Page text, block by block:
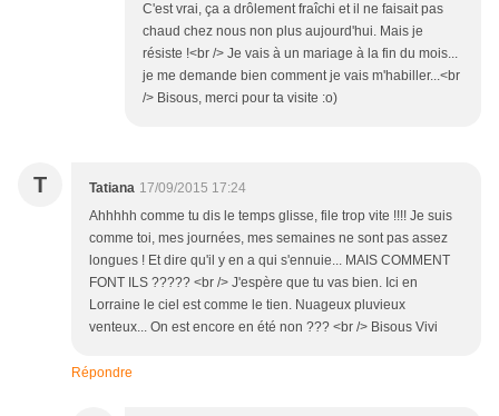
C'est vrai, ça a drôlement fraîchi et il ne faisait pas
chaud chez nous non plus aujourd'hui. Mais je
résiste !<br /> Je vais à un mariage à la fin du mois...
je me demande bien comment je vais m'habiller...<br
/> Bisous, merci pour ta visite :o)
T Tatiana 17/09/2015 17:24
Ahhhhh comme tu dis le temps glisse, file trop vite !!!! Je suis
comme toi, mes journées, mes semaines ne sont pas assez
longues ! Et dire qu'il y en a qui s'ennuie... MAIS COMMENT
FONT ILS ????? <br /> J'espère que tu vas bien. Ici en
Lorraine le ciel est comme le tien. Nuageux pluvieux
venteux... On est encore en été non ??? <br /> Bisous Vivi
Répondre